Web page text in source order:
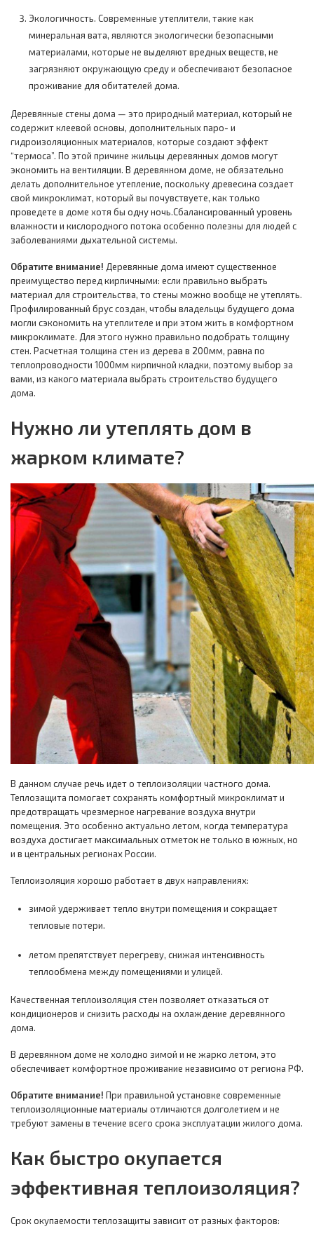
Экологичность. Современные утеплители, такие как
минеральная вата, являются экологически безопасными
материалами, которые не выделяют вредных веществ, не
загрязняют окружающую среду и обеспечивают безопасное
проживание для обитателей дома.
Деревянные стены дома — это природный материал, который не
содержит клеевой основы, дополнительных паро- и
гидроизоляционных материалов, которые создают эффект
“термоса”. По этой причине жильцы деревянных домов могут
экономить на вентиляции. В деревянном доме, не обязательно
делать дополнительное утепление, поскольку древесина создает
свой микроклимат, который вы почувствуете, как только
проведете в доме хотя бы одну ночь.Сбалансированный уровень
влажности и кислородного потока особенно полезны для людей с
заболеваниями дыхательной системы.
Обратите внимание! Деревянные дома имеют существенное
преимущество перед кирпичными: если правильно выбрать
материал для строительства, то стены можно вообще не утеплять.
Профилированный брус создан, чтобы владельцы будущего дома
могли сэкономить на утеплителе и при этом жить в комфортном
микроклимате. Для этого нужно правильно подобрать толщину
стен. Расчетная толщина стен из дерева в 200мм, равна по
теплопроводности 1000мм кирпичной кладки, поэтому выбор за
вами, из какого материала выбрать строительство будущего
дома.
Нужно ли утеплять дом в
жарком климате?
В данном случае речь идет о теплоизоляции частного дома.
Теплозащита помогает сохранять комфортный микроклимат и
предотвращать чрезмерное нагревание воздуха внутри
помещения. Это особенно актуально летом, когда температура
воздуха достигает максимальных отметок не только в южных, но
и в центральных регионах России.
Теплоизоляция хорошо работает в двух направлениях:
зимой удерживает тепло внутри помещения и сокращает
тепловые потери.
летом препятствует перегреву, снижая интенсивность
теплообмена между помещениями и улицей.
Качественная теплоизоляция стен позволяет отказаться от
кондиционеров и снизить расходы на охлаждение деревянного
дома.
В деревянном доме не холодно зимой и не жарко летом, это
обеспечивает комфортное проживание независимо от региона РФ.
Обратите внимание! При правильной установке современные
теплоизоляционные материалы отличаются долголетием и не
требуют замены в течение всего срока эксплуатации жилого дома.
Как быстро окупается
эффективная теплоизоляция?
Срок окупаемости теплозащиты зависит от разных факторов: